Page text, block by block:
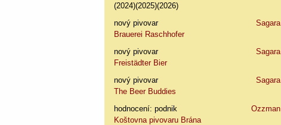
(2024)(2025)(2026)
nový pivovar
Sagara
Brauerei Raschhofer
nový pivovar
Sagara
Freistädter Bier
nový pivovar
Sagara
The Beer Buddies
hodnocení: podnik
Ozzman
Koštovna pivovaru Brána